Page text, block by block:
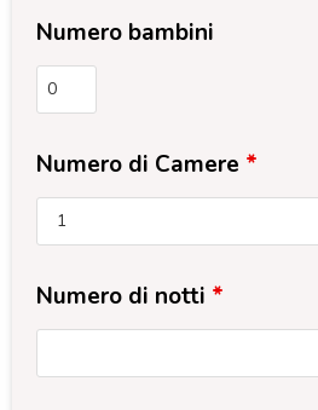
Numero bambini
Numero di Camere *
Numero di notti *